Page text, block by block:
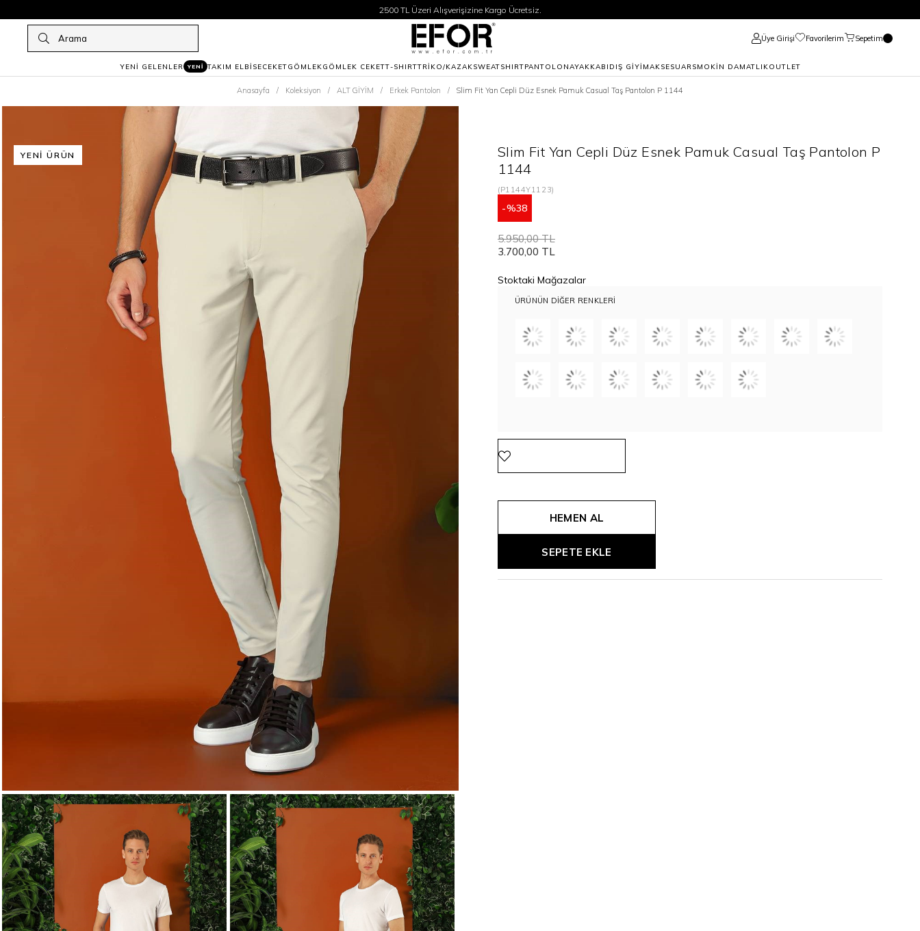
2500 TL Üzeri Alışverişizine Kargo Ücretsiz.
Siparişleriniz 1-3 iş günü içerisinde kargoya verilecektir.
2500 TL Üzeri Alışverişizine Kargo Ücretsiz.
Siparişleriniz 1-3 iş günü içerisinde kargoya verilecektir.
Üye Girişi Favorilerim Sepetim
YENİ
YENİ GELENLER TAKIM ELBİSECEKETGÖMLEKGÖMLEK CEKETT-SHIRTTRİKO/KAZAKSWEATSHIRTPANTOLONAYAKKABI DIŞ GİYİMAKSESUAR SMOKİN DAMATLIKOUTLET
Anasayfa Koleksiyon ALT GİYİM Erkek Pantolon Slim Fit Yan Cepli Düz Esnek Pamuk Casual Taş Pantolon P 1144
YENI ÜRÜN
Slim Fit Yan Cepli Düz Esnek Pamuk Casual Taş Pantolon P
1144
(P1144Y1123)
38
5.950,00 TL
3.700,00 TL
Stoktaki Mağazalar
ÜRÜNÜN DIĞER RENKLERI